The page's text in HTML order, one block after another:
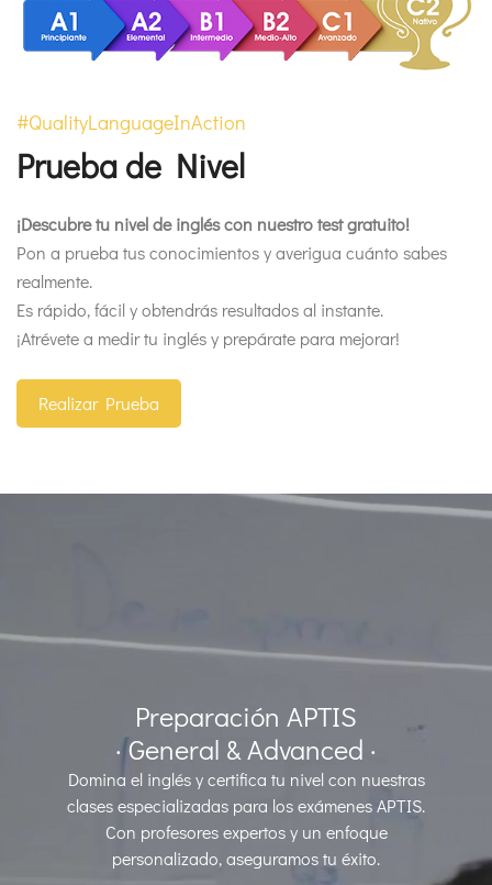
#QualityLanguageInAction
Prueba de Nivel
¡Descubre tu nivel de inglés con nuestro test gratuito!
Pon a prueba tus conocimientos y averigua cuánto sabes
realmente.
Es rápido, fácil y obtendrás resultados al instante.
¡Atrévete a medir tu inglés y prepárate para mejorar!
Realizar Prueba
Preparación APTIS
· General & Advanced ·
Domina el inglés y certifica tu nivel con nuestras
clases especializadas para los exámenes APTIS.
Con profesores expertos y un enfoque
personalizado, aseguramos tu éxito.